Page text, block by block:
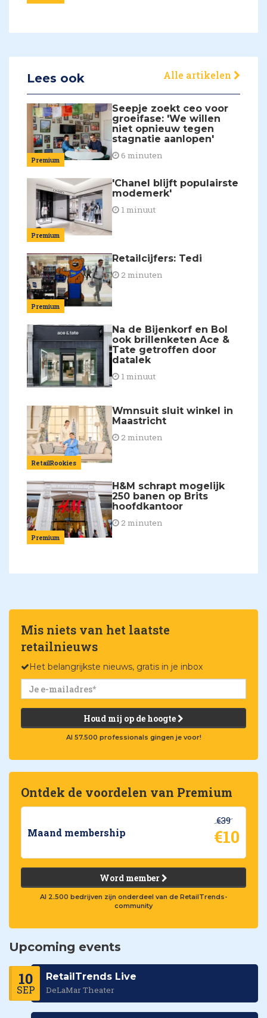
Lees ook Alle artikelen
Premium
Seepje zoekt ceo voor
groeifase: 'We willen
niet opnieuw tegen
stagnatie aanlopen'
6 minuten
Premium
'Chanel blijft populairste
modemerk'
1 minuut
Premium
Retailcijfers: Tedi
2 minuten
Na de Bijenkorf en Bol
ook brillenketen Ace &
Tate getroffen door
datalek
1 minuut
RetailRookies
Wmnsuit sluit winkel in
Maastricht
2 minuten
Premium
H&M schrapt mogelijk
250 banen op Brits
hoofdkantoor
2 minuten
Mis niets van het laatste
retailnieuws
Het belangrijkste nieuws, gratis in je inbox
Houd mij op de hoogte
Al 57.500 professionals gingen je voor!
Ontdek de voordelen van Premium
Maand membership
€39
€10
Word member
Al 2.500 bedrijven zijn onderdeel van de RetailTrends-
community
Upcoming events
10
SEP
RetailTrends Live
DeLaMar Theater